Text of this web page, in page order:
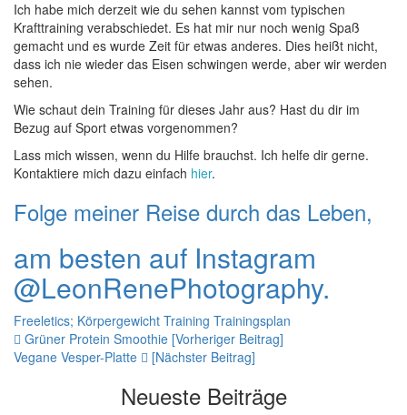
Ich habe mich derzeit wie du sehen kannst vom typischen
Krafttraining verabschiedet. Es hat mir nur noch wenig Spaß
gemacht und es wurde Zeit für etwas anderes. Dies heißt nicht,
dass ich nie wieder das Eisen schwingen werde, aber wir werden
sehen.
Wie schaut dein Training für dieses Jahr aus? Hast du dir im
Bezug auf Sport etwas vorgenommen?
Lass mich wissen, wenn du Hilfe brauchst. Ich helfe dir gerne.
Kontaktiere mich dazu einfach hier.
Folge meiner Reise durch das Leben,
am besten auf Instagram
@LeonRenePhotography.
Freeletics; Körpergewicht Training Trainingsplan
Beitrags-
Navigation
Grüner Protein Smoothie [Vorheriger Beitrag]
Vegane Vesper-Platte
[Nächster Beitrag]
Neueste Beiträge